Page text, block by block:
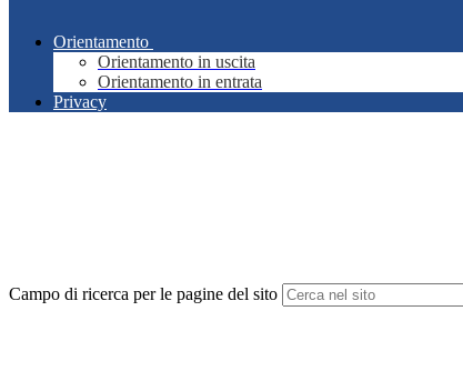
Orientamento
Orientamento in uscita
Orientamento in entrata
Privacy
Campo di ricerca per le pagine del sito